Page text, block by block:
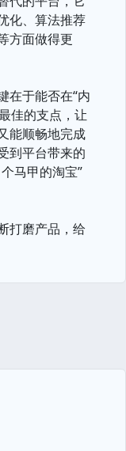
化、算法推荐
方面做得更
在于能否在“内
佳的支点，让
能顺畅地完成
到平台带来的
马甲的淘宝”
打磨产品，给